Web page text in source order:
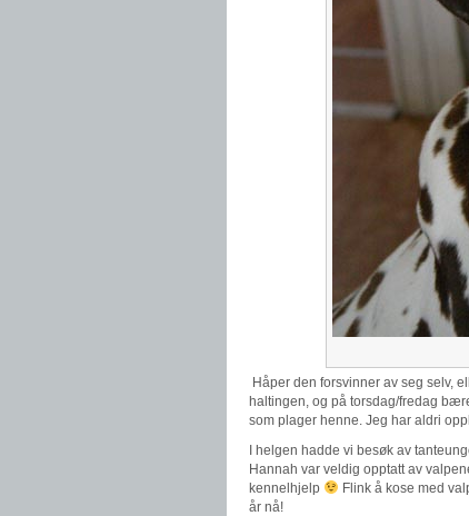
Håper den forsvinner av seg selv,
haltingen, og på torsdag/fredag
som plager henne. Jeg har aldri
I helgen hadde vi besøk av
Hannah var veldig opptatt av
kennelhjelp
Flink å kose med
år nå!